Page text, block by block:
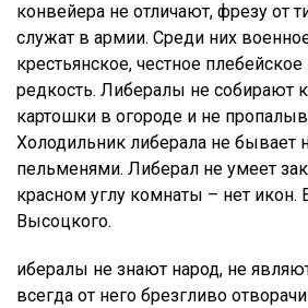
конвейера не отличают, фрезу от
служат в армии. Среди них
крестьянское, честное
редкость. Либералы не собирают
картошки в огороде и не
Холодильник либерала не бывает
пельменями. Либерал не умеет
красном углу комнаты – нет икон.
Высоцкого.
ибералы не знают народ, не
всегда от него брезгливо